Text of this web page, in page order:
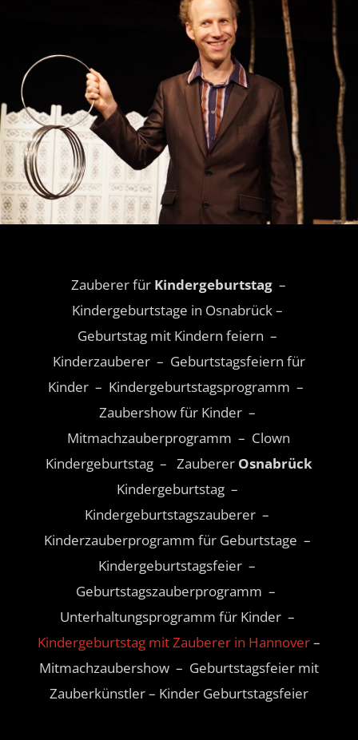
Zauberer für Kindergeburtstag –
Kindergeburtstage in Osnabrück –
Geburtstag mit Kindern feiern –
Kinderzauberer – Geburtstagsfeiern für
Kinder – Kindergeburtstagsprogramm –
Zaubershow für Kinder –
Mitmachzauberprogramm – Clown
Kindergeburtstag – Zauberer Osnabrück
Kindergeburtstag –
Kindergeburtstagszauberer –
Kinderzauberprogramm für Geburtstage –
Kindergeburtstagsfeier –
Geburtstagszauberprogramm –
Unterhaltungsprogramm für Kinder –
Kindergeburtstag mit Zauberer in Hannover–
Mitmachzaubershow – Geburtstagsfeier mit
Zauberkünstler – Kinder Geburtstagsfeier